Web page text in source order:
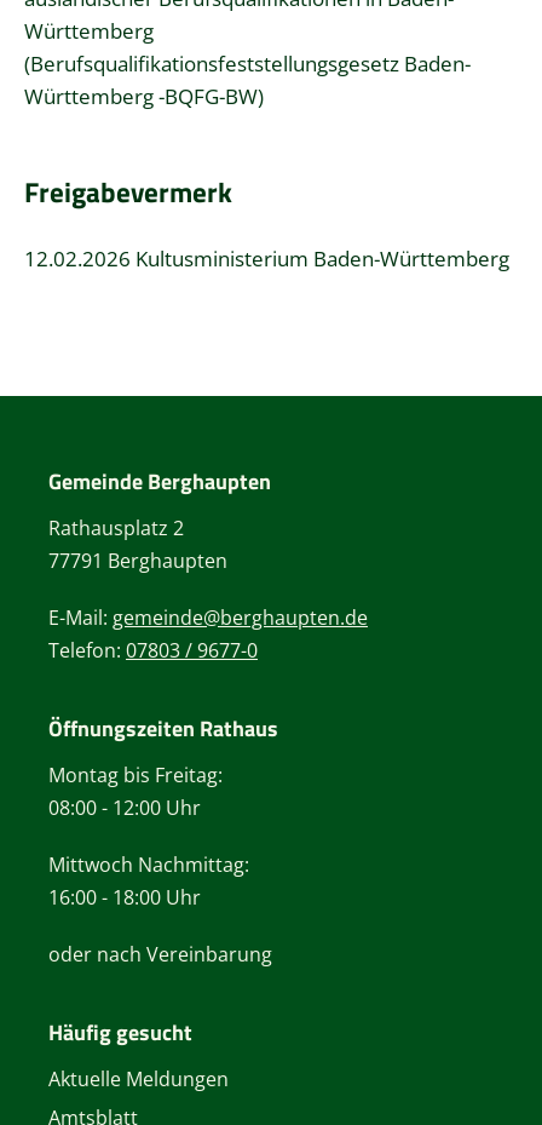
Württemberg
(Berufsqualifikationsfeststellungsgesetz Baden-
Württemberg -BQFG-BW)
Freigabevermerk
12.02.2026 Kultusministerium Baden-Württemberg
Gemeinde Berghaupten
Rathausplatz 2
77791 Berghaupten
E-Mail: gemeinde@berghaupten.de
Telefon: 07803 / 9677-0
Öffnungszeiten Rathaus
Montag bis Freitag:
08:00 - 12:00 Uhr
Mittwoch Nachmittag:
16:00 - 18:00 Uhr
oder nach Vereinbarung
Häufig gesucht
Aktuelle Meldungen
Amtsblatt